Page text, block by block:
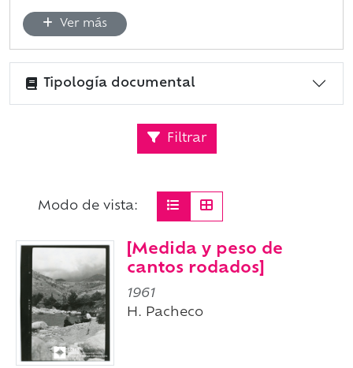
Ver más
Tipología documental
Filtrar
Modo de vista:
[Medida y peso de
cantos rodados]
1961
H. Pacheco